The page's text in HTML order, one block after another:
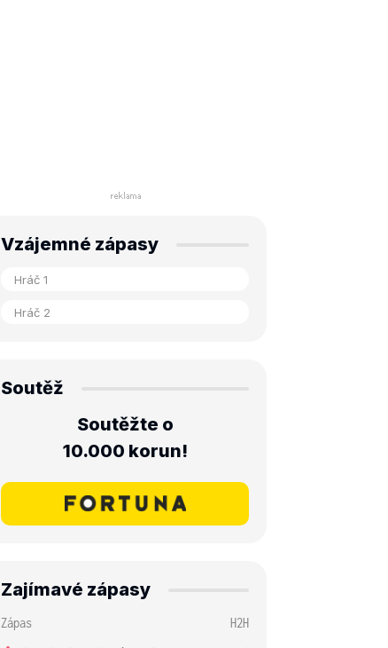
Vzájemné zápasy
Soutěž
Soutěžte o
10.000 korun!
Zajímavé zápasy
Zápas
H2H